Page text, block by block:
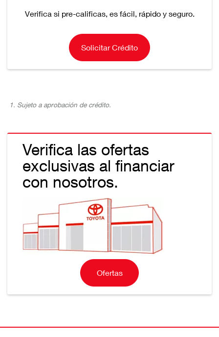
Verifica si pre-calificas, es fácil, rápido y seguro.
Solicitar Crédito
Sujeto a aprobación de crédito.
Verifica las ofertas
exclusivas al financiar
con nosotros.
Ofertas